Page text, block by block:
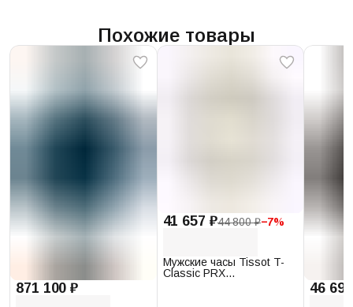
Похожие товары
871 100 ₽
41 657 ₽44 800 ₽−7%
Мужские часы Tissot T-
Classic PRX
46